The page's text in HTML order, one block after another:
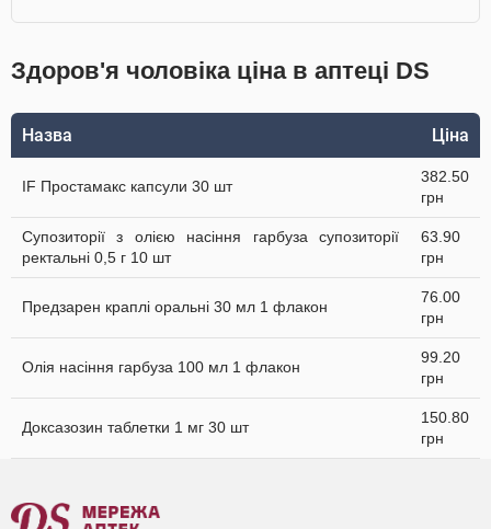
Здоров'я чоловіка ціна в аптеці DS
Назва Ціна
IF Простамакс капсули 30 шт
382.50
грн
Супозиторії з олією насіння гарбуза супозиторії
ректальні 0,5 г 10 шт
63.90
грн
Предзарен краплі оральні 30 мл 1 флакон
76.00
грн
Олія насіння гарбуза 100 мл 1 флакон
99.20
грн
Доксазозин таблетки 1 мг 30 шт
150.80
грн